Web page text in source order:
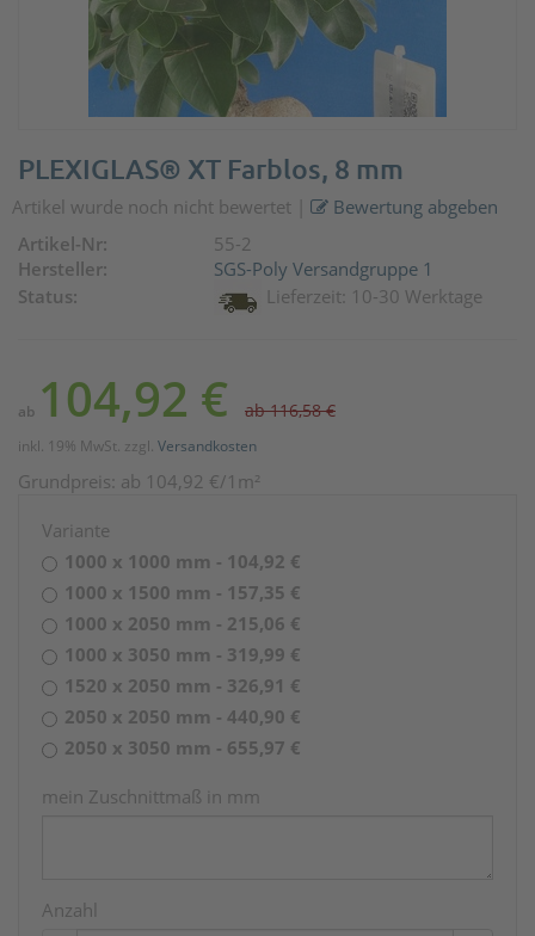
PLEXIGLAS® XT Farblos, 8 mm
Artikel wurde noch nicht bewertet
Bewertung abgeben
Artikel-Nr:
55-2
Hersteller:
SGS-Poly Versandgruppe 1
Status:
Lieferzeit: 10-30 Werktage
ab 104,92 € ab 116,58 €
inkl. 19% MwSt. zzgl. Versandkosten
Grundpreis: ab 104,92 €/1m²
Variante
1000 x 1000 mm - 104,92 €
1000 x 1500 mm - 157,35 €
1000 x 2050 mm - 215,06 €
1000 x 3050 mm - 319,99 €
1520 x 2050 mm - 326,91 €
2050 x 2050 mm - 440,90 €
2050 x 3050 mm - 655,97 €
mein Zuschnittmaß in mm
Anzahl